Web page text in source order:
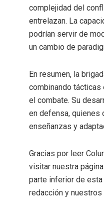
complejidad del
entrelazan. La
podrían servir de
un cambio de
En resumen, la
combinando
el combate. Su
en defensa, quienes
enseñanzas y
Gracias por leer
visitar nuestra
parte inferior de esta
redacción y